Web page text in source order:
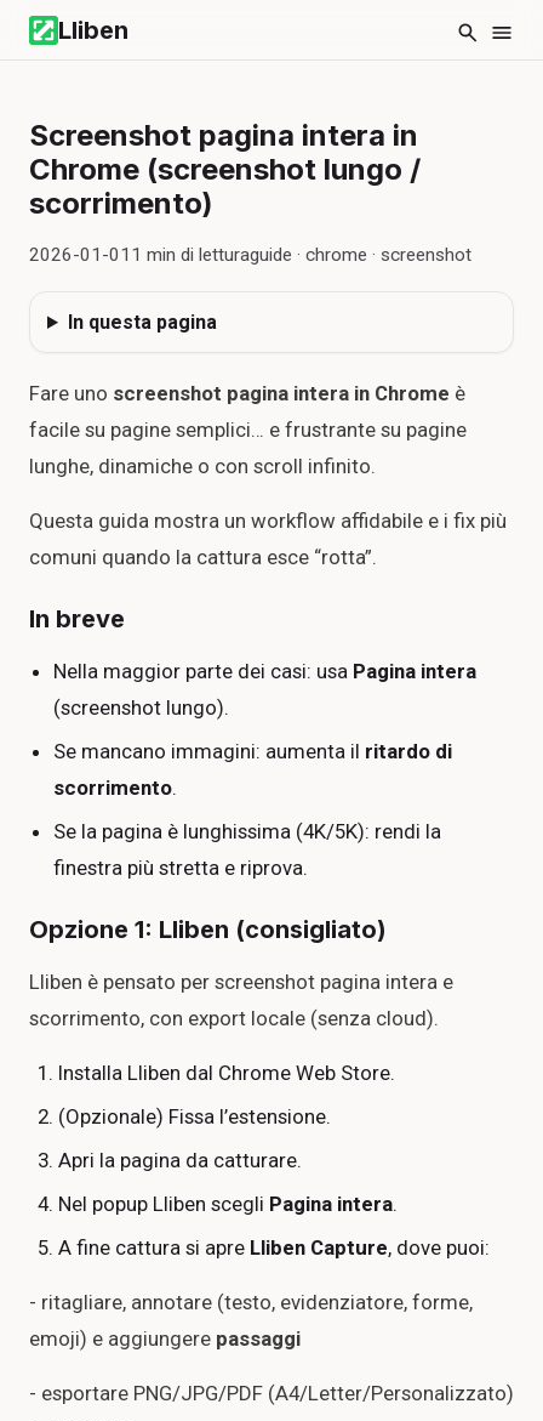
Lliben
Screenshot pagina intera in
Chrome (screenshot lungo /
scorrimento)
2026-01-01 1 min di letturaguide · chrome · screenshot
In questa pagina
Fare uno screenshot pagina intera in Chrome è
facile su pagine semplici… e frustrante su pagine
lunghe, dinamiche o con scroll infinito.
Questa guida mostra un workflow affidabile e i fix più
comuni quando la cattura esce “rotta”.
In breve
Nella maggior parte dei casi: usa Pagina intera
(screenshot lungo).
Se mancano immagini: aumenta il ritardo di
scorrimento.
Se la pagina è lunghissima (4K/5K): rendi la
finestra più stretta e riprova.
Opzione 1: Lliben (consigliato)
Lliben è pensato per screenshot pagina intera e
scorrimento, con export locale (senza cloud).
Installa Lliben dal Chrome Web Store.
(Opzionale) Fissa l’estensione.
Apri la pagina da catturare.
Nel popup Lliben scegli Pagina intera.
A fine cattura si apre Lliben Capture, dove puoi:
- ritagliare, annotare (testo, evidenziatore, forme,
emoji) e aggiungere passaggi
- esportare PNG/JPG/PDF (A4/Letter/Personalizzato)